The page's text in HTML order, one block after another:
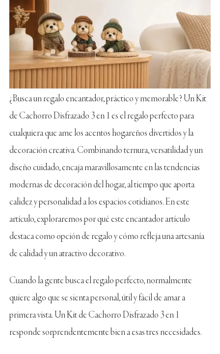
¿Busca un regalo encantador, práctico y memorable? Un Kit
de Cachorro Disfrazado 3 en 1 es el regalo perfecto para
cualquiera que ame los acentos hogareños divertidos y la
decoración creativa. Combinando ternura, versatilidad y un
diseño cuidado, encaja maravillosamente en las tendencias
modernas de decoración del hogar, al tiempo que aporta
calidez y personalidad a los espacios cotidianos. En este
artículo, exploraremos por qué este encantador artículo
destaca como opción de regalo y cómo refleja una artesanía
de calidad y un atractivo decorativo.
Cuando la gente busca el regalo perfecto, normalmente
quiere algo que se sienta personal, útil y fácil de amar a
primera vista. Un Kit de Cachorro Disfrazado 3 en 1
responde sorprendentemente bien a esas tres necesidades.